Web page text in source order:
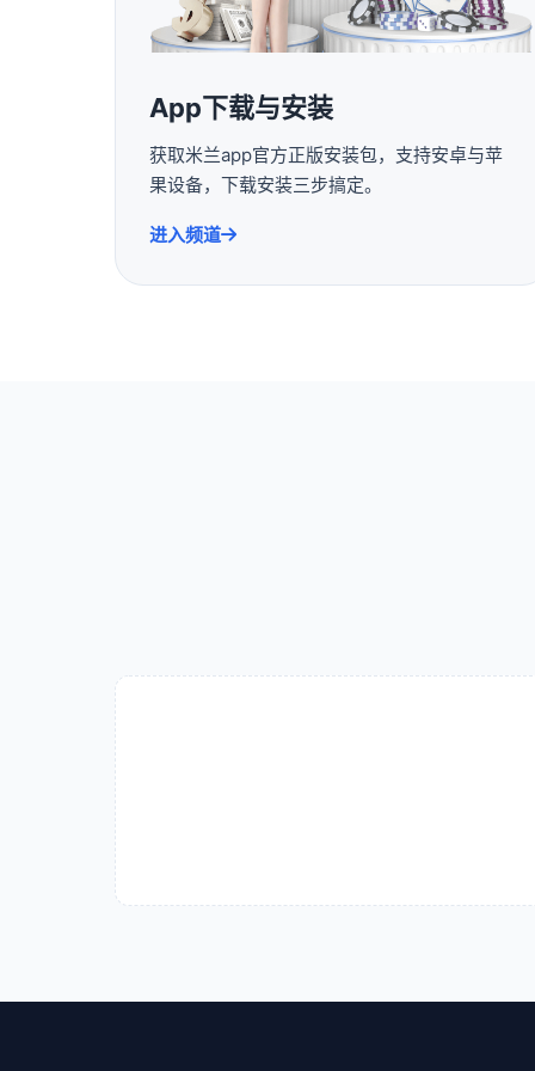
App下载与安装
获取米兰app官方正版安装包，支持安卓与苹
果设备，下载安装三步搞定。
进入频道